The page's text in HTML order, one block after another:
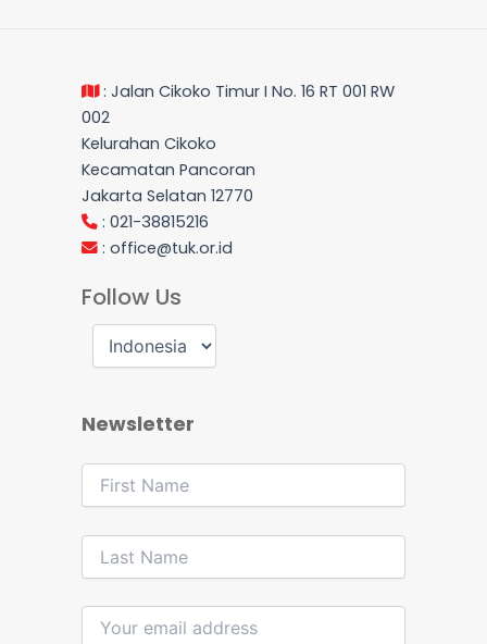
: Jalan Cikoko Timur I No. 16 RT 001 RW
002
Kelurahan Cikoko
Kecamatan Pancoran
Jakarta Selatan 12770
: 021-38815216
: office@tuk.or.id
Follow Us
Newsletter